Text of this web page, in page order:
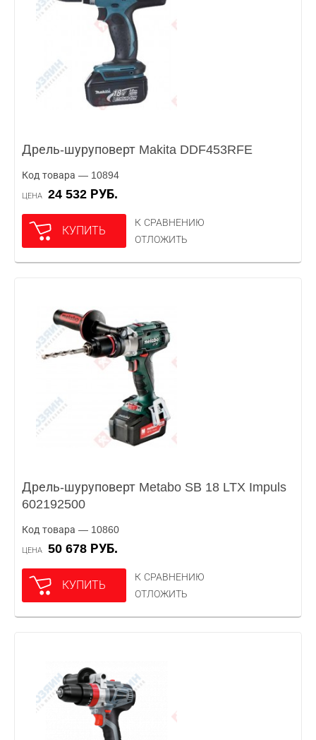
Дрель-шуруповерт Makita DDF453RFE
Код товара — 10894
ЦЕНА 24 532 РУБ.
КУПИТЬ
К СРАВНЕНИЮ
ОТЛОЖИТЬ
Дрель-шуруповерт Metabo SB 18 LTX Impuls
602192500
Код товара — 10860
ЦЕНА 50 678 РУБ.
КУПИТЬ
К СРАВНЕНИЮ
ОТЛОЖИТЬ